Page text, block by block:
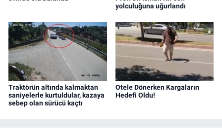
yolculuğuna uğurlandı
Traktörün altında kalmaktan
saniyelerle kurtuldular, kazaya
sebep olan sürücü kaçtı
Otele Dönerken Kargaların
Hedefi Oldu!